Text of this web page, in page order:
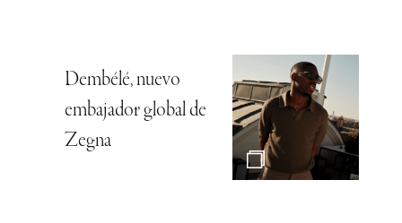
Dembélé, nuevo
embajador global de
Zegna